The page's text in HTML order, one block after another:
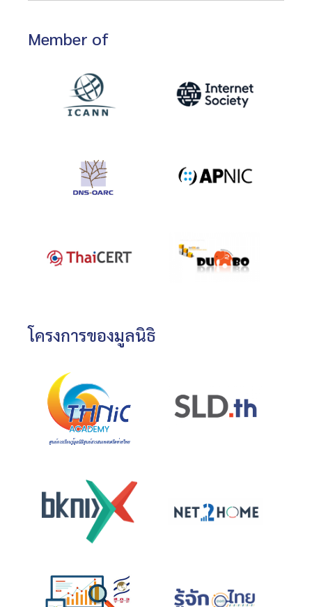
Member of
โครงการของมูลนิธิ